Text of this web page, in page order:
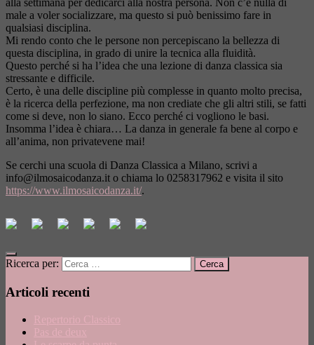
alla settimana per dedicarci alla nostra persona. Non c’è nulla di
male a voler socializzare, ma questo si può benissimo fare in
qualsiasi disciplina.
Mi rendo conto che le persone non percepiscano la bellezza di
questa disciplina, in grado di unire la tecnica alla fluidità.
Questo perché si ha l’idea che una lezione di danza classica sia
stressante e difficile.
Certo, è una delle discipline più complesse in quanto molto precisa,
è la ricerca della perfezione, ma non crediate che gli altri stili, se fatti
come si deve, non lo siano. Ecco perché ci vogliono le basi.
Insomma l’idea è chiara… La danza in generale fa bene al corpo e
all’anima, non privatevene mai!
Se cerchi una scuola di Danza Classica a Milano, scrivi a
info@ilmosaicodanza.it o chiama lo 0258317962 e visita il sito
https://www.ilmosaicodanza.it/.
Ricerca per:
Articoli recenti
Repertorio Classico
Pas de deux